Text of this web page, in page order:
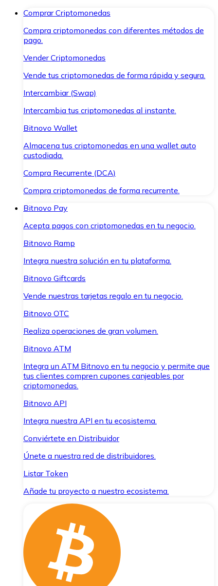
Comprar Criptomonedas
Compra criptomonedas con diferentes métodos de
pago.
Vender Criptomonedas
Vende tus criptomonedas de forma rápida y segura.
Intercambiar (Swap)
Intercambia tus criptomonedas al instante.
Bitnovo Wallet
Almacena tus criptomonedas en una wallet auto
custodiada.
Compra Recurrente (DCA)
Compra criptomonedas de forma recurrente.
Bitnovo Pay
Acepta pagos con criptomonedas en tu negocio.
Bitnovo Ramp
Integra nuestra solución en tu plataforma.
Bitnovo Giftcards
Vende nuestras tarjetas regalo en tu negocio.
Bitnovo OTC
Realiza operaciones de gran volumen.
Bitnovo ATM
Integra un ATM Bitnovo en tu negocio y permite que
tus clientes compren cupones canjeables por
criptomonedas.
Bitnovo API
Integra nuestra API en tu ecosistema.
Conviértete en Distribuidor
Únete a nuestra red de distribuidores.
Listar Token
Añade tu proyecto a nuestro ecosistema.